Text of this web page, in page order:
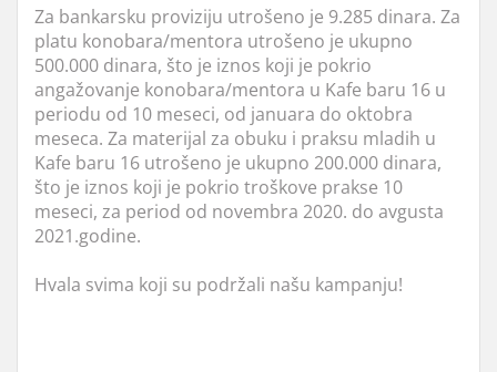
Za bankarsku proviziju utrošeno je 9.285 dinara. Za
platu konobara/mentora utrošeno je ukupno
500.000 dinara, što je iznos koji je pokrio
angažovanje konobara/mentora u Kafe baru 16 u
periodu od 10 meseci, od januara do oktobra
meseca. Za materijal za obuku i praksu mladih u
Kafe baru 16 utrošeno je ukupno 200.000 dinara,
što je iznos koji je pokrio troškove prakse 10
meseci, za period od novembra 2020. do avgusta
2021.godine.
Hvala svima koji su podržali našu kampanju!